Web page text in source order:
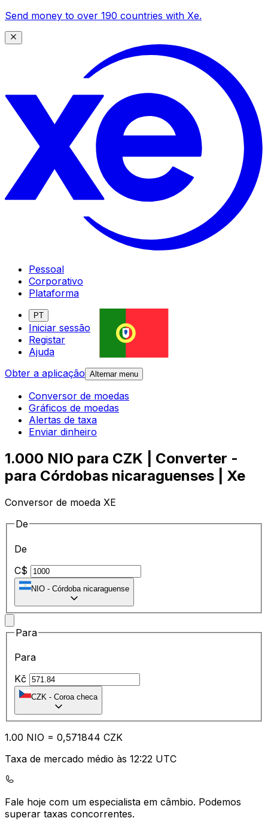
Send money to over 190 countries with Xe.
Pessoal
Corporativo
Plataforma
PT
Iniciar sessão
Registar
Ajuda
Obter a aplicação Alternar menu
Conversor de moedas
Gráficos de moedas
Alertas de taxa
Enviar dinheiro
1.000 NIO para CZK | Converter -
para Córdobas nicaraguenses | Xe
Conversor de moeda XE
De
De
C$
NIO - Córdoba nicaraguense
Para
Para
Kč
CZK - Coroa checa
1.00 NIO = 0,571844 CZK
Taxa de mercado médio às 12:22 UTC
Fale hoje com um especialista em câmbio. Podemos
superar taxas concorrentes.